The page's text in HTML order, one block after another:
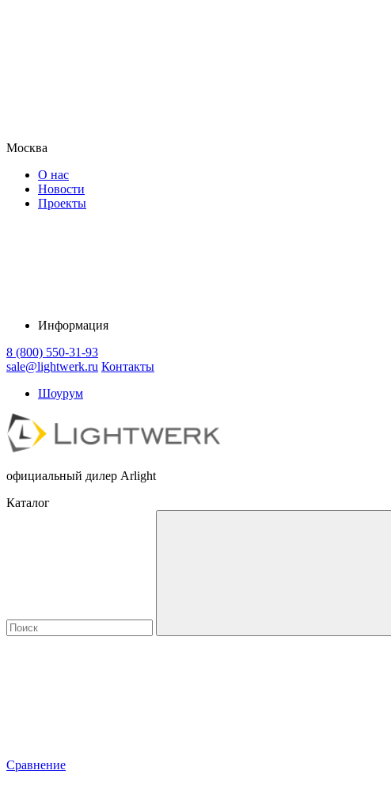
Москва
О нас
Новости
Проекты
Информация
8 (800) 550-31-93
sale@lightwerk.ru Контакты
Шоурум
официальный дилер Arlight
Каталог
Сравнение